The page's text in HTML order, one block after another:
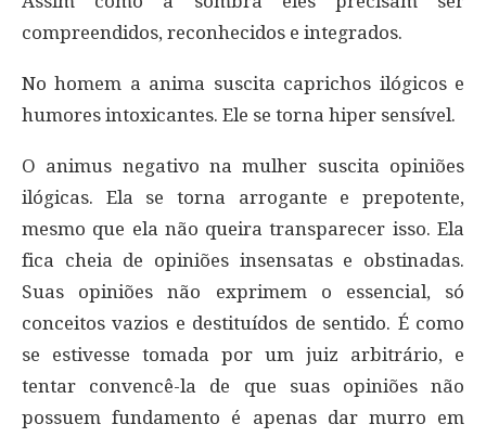
compreendidos, reconhecidos e integrados.
No homem a anima suscita caprichos ilógicos e
humores intoxicantes. Ele se torna hiper sensível.
O animus negativo na mulher suscita opiniões
ilógicas. Ela se torna arrogante e prepotente,
mesmo que ela não queira transparecer isso. Ela
fica cheia de opiniões insensatas e obstinadas.
Suas opiniões não exprimem o essencial, só
conceitos vazios e destituídos de sentido. É como
se estivesse tomada por um juiz arbitrário, e
tentar convencê-la de que suas opiniões não
possuem fundamento é apenas dar murro em